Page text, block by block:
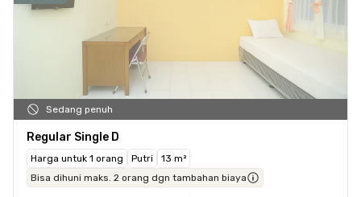
Sedang penuh
Regular Single D
Harga untuk 1 orang Putri
13 m²
Bisa dihuni maks. 2 orang dgn tambahan biaya